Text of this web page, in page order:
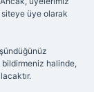
siteye üye olarak
bildirmeniz halinde,